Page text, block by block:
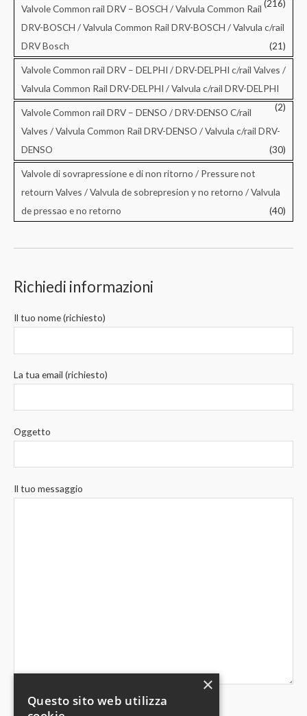
(216)
Valvole Common rail DRV – BOSCH / Valvula Common Rail
DRV-BOSCH / Valvula Common Rail DRV-BOSCH / Valvula c/rail
DRV Bosch
(21)
Valvole Common rail DRV – DELPHI / DRV-DELPHI c/rail Valves /
Valvula Common Rail DRV-DELPHI / Valvula c/rail DRV-DELPHI
(2)
Valvole Common rail DRV – DENSO / DRV-DENSO C/rail
Valves / Valvula Common Rail DRV-DENSO / Valvula c/rail DRV-
DENSO
(30)
Valvole di sovrapressione e di non ritorno / Pressure not
retourn Valves / Valvula de sobrepresion y no retorno / Valvula
de pressao e no retorno
(40)
Richiedi informazioni
Il tuo nome (richiesto)
La tua email (richiesto)
Oggetto
Il tuo messaggio
×
Questo sito web utilizza